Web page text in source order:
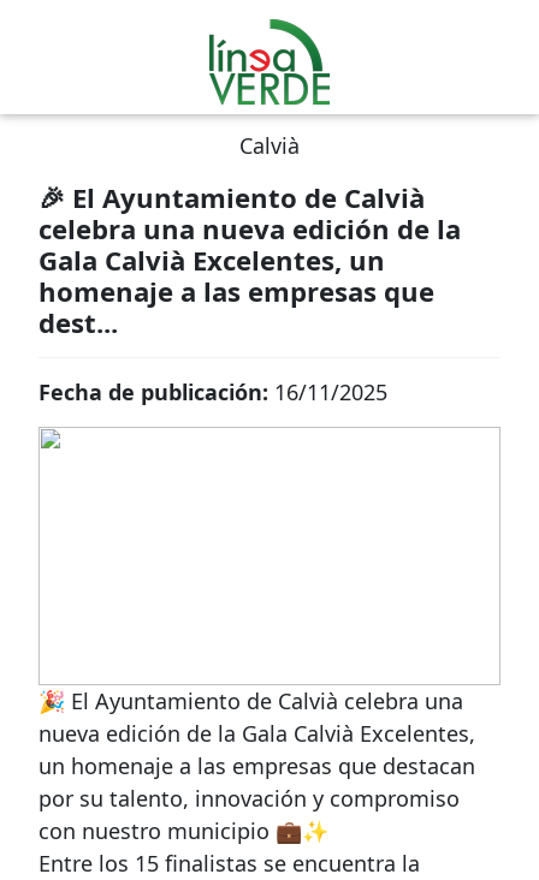
Calvià
🎉 El Ayuntamiento de Calvià
celebra una nueva edición de la
Gala Calvià Excelentes, un
homenaje a las empresas que
dest...
Fecha de publicación: 16/11/2025
🎉 El Ayuntamiento de Calvià celebra una
nueva edición de la Gala Calvià Excelentes,
un homenaje a las empresas que destacan
por su talento, innovación y compromiso
con nuestro municipio 💼✨
Entre los 15 finalistas se encuentra la